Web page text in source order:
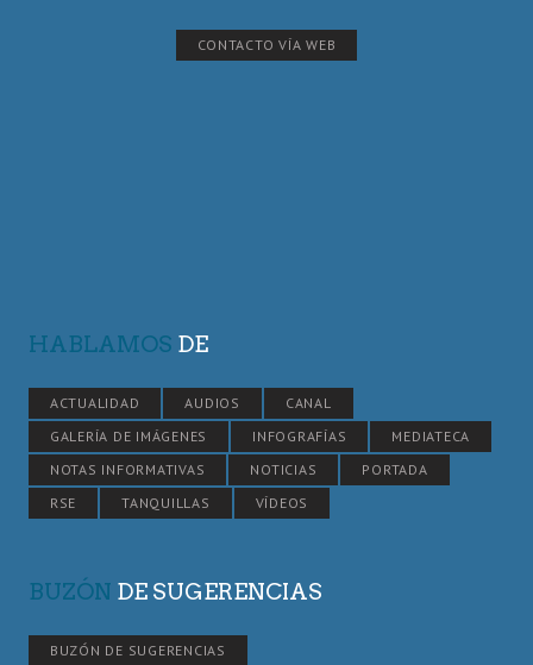
CONTACTO VÍA WEB
HABLAMOS DE
ACTUALIDAD AUDIOS
CANAL
GALERÍA DE IMÁGENES
INFOGRAFÍAS
MEDIATECA
NOTAS INFORMATIVAS
NOTICIAS
PORTADA
RSE
TANQUILLAS VÍDEOS
BUZÓN DE SUGERENCIAS
BUZÓN DE SUGERENCIAS